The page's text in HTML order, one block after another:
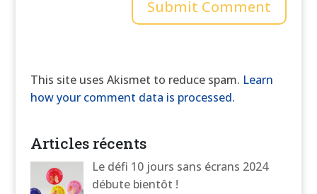
This site uses Akismet to reduce spam. Learn
how your comment data is processed.
Articles récents
Le défi 10 jours sans écrans 2024
débute bientôt !